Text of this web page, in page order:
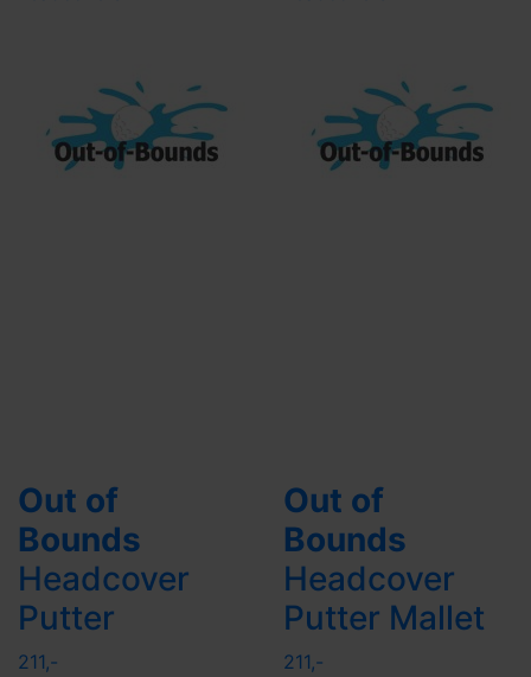
Out of
Bounds
Headcover
Putter
211,-
Out of
Bounds
Headcover
Putter Mallet
211,-